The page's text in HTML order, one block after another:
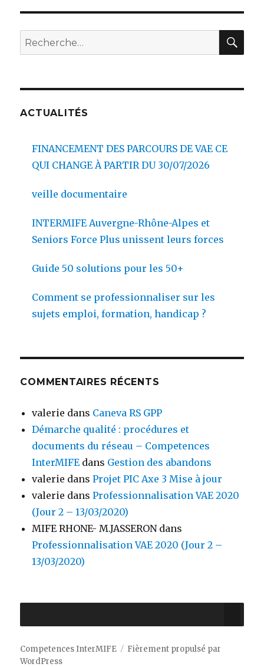
Recherche
pour :
ACTUALITÉS
FINANCEMENT DES PARCOURS DE VAE CE
QUI CHANGE À PARTIR DU 30/07/2026
veille documentaire
INTERMIFE Auvergne-Rhône-Alpes et
Seniors Force Plus unissent leurs forces
Guide 50 solutions pour les 50+
Comment se professionnaliser sur les
sujets emploi, formation, handicap ?
COMMENTAIRES RÉCENTS
valerie dans Caneva RS GPP
Démarche qualité : procédures et
documents du réseau – Competences
InterMIFE dans Gestion des abandons
valerie dansProjet PIC Axe 3 Mise à jour
valerie dansProfessionnalisation VAE 2020
(Jour 2 – 13/03/2020)
MIFE RHONE- M.JASSERONdans
Professionnalisation VAE 2020 (Jour 2 –
13/03/2020)
Competences InterMIFE
Fièrement propulsé par
WordPress